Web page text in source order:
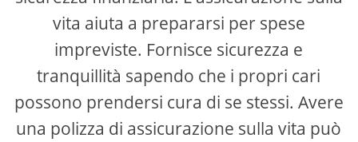
vita aiuta a prepararsi per spese
impreviste. Fornisce sicurezza e
tranquillità sapendo che i propri cari
possono prendersi cura di se stessi. Avere
una polizza di assicurazione sulla vita può